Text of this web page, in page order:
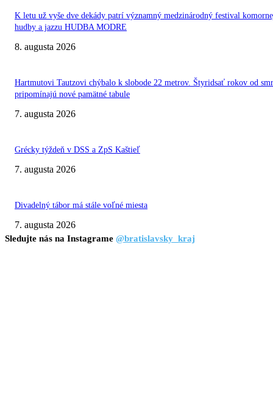
K letu už vyše dve dekády patrí významný medzinárodný festival
hudby a jazzu HUDBA MODRE
8. augusta 2026
Hartmutovi Tautzovi chýbalo k slobode 22 metrov. Štyridsať rokov od
pripomínajú nové pamätné tabule
7. augusta 2026
Grécky týždeň v DSS a ZpS Kaštieľ
7. augusta 2026
Divadelný tábor má stále voľné miesta
7. augusta 2026
Sledujte nás na Instagrame @bratislavsky_kraj